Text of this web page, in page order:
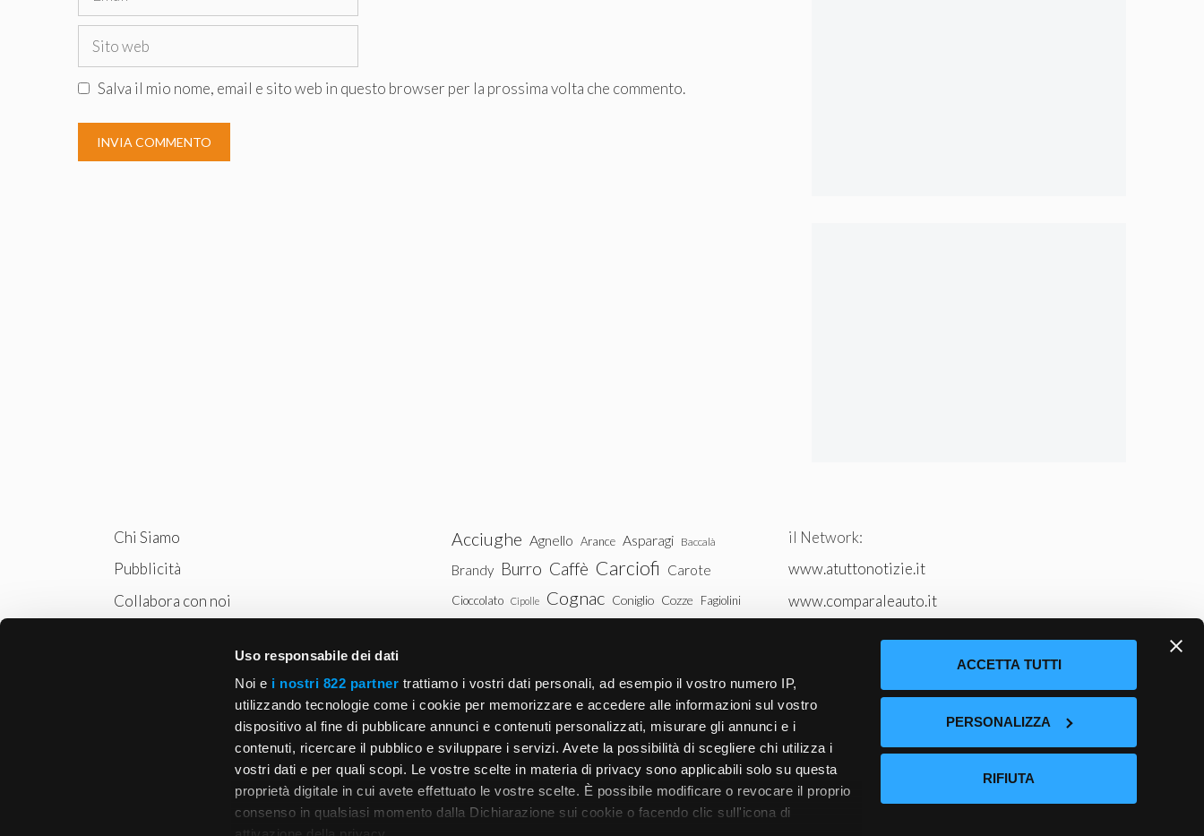
Uso responsabile dei dati
Noi e i nostri 822 partner trattiamo i vostri dati personali, ad esempio il vostro numero IP,
utilizzando tecnologie come i cookie per memorizzare e accedere alle informazioni sul vostro
dispositivo al fine di pubblicare annunci e contenuti personalizzati, misurare gli annunci e i
contenuti, ricercare il pubblico e sviluppare i servizi. Avete la possibilità di scegliere chi utilizza i
vostri dati e per quali scopi. Le vostre scelte in materia di privacy sono applicabili solo su questa
proprietà digitale in cui avete effettuato le vostre scelte. È possibile modificare o revocare il proprio
consenso in qualsiasi momento dalla Dichiarazione sui cookie o facendo clic sull'icona di
ACCETTA TUTTI
PERSONALIZZA
RIFIUTA
Sito
Salva il mio nome, email e sito web in questo browser per la prossima volta che commento.
Chi Siamo
Pubblicità
Collabora con noi
Acciughe Agnello Arance Asparagi Baccalà
Brandy Burro Caffè Carciofi Carote
Cioccolato Cipolle Cognac Coniglio Cozze Fagiolini
Patate Peperoni Piselli Pollo
Pomodori Ricotta Rum
Spinaci Tacchino Tonno Uova Vitello
Vodka Whisky Zucca Zucchine
il Network:
www.atuttonotizie.it
www.comparaleauto.it